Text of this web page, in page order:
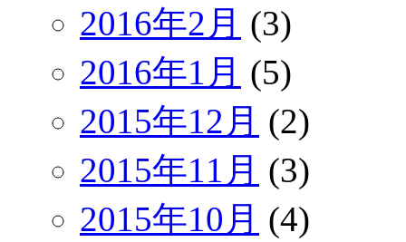
2016年2月 (3)
2016年1月 (5)
2015年12月 (2)
2015年11月 (3)
2015年10月 (4)